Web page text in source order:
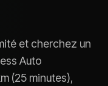
et cherchez un
Auto
(25 minutes),